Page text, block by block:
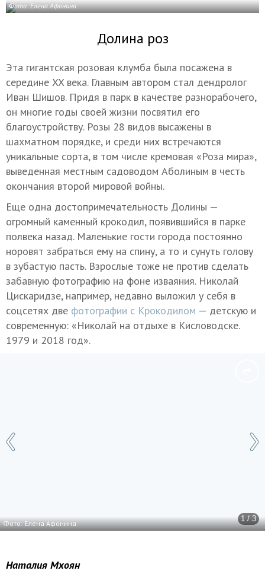
Фото: Елена Афонина
Долина роз
Эта гигантская розовая клумба была посажена в
середине XX века. Главным автором стал дендролог
Иван Шишов. Придя в парк в качестве разнорабочего,
он многие годы своей жизни посвятил его
благоустройству. Розы 28 видов высажены в
шахматном порядке, и среди них встречаются
уникальные сорта, в том числе кремовая «Роза мира»,
выведенная местным садоводом Аболиным в честь
окончания второй мировой войны.
Еще одна достопримечательность Долины —
огромный каменный крокодил, появившийся в парке
полвека назад. Маленькие гости города постоянно
норовят забраться ему на спину, а то и сунуть голову
в зубастую пасть. Взрослые тоже не против сделать
забавную фотографию на фоне изваяния. Николай
Цискаридзе, например, недавно выложил у себя в
соцсетях две фотографии с Крокодилом — детскую и
современную: «Николай на отдыхе в Кисловодске.
1979 и 2018 год».
1 / 3
Фото: Елена Афонина
Наталия Мхоян